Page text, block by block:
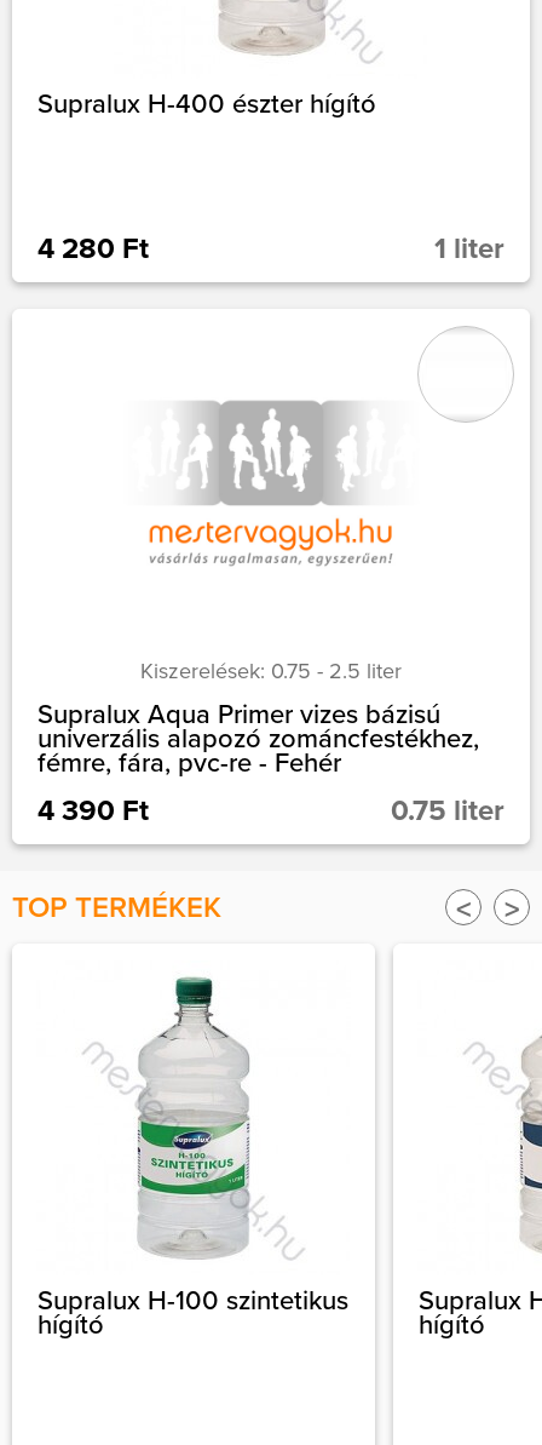
Supralux H-400 észter hígító
4 280 Ft 1 liter
Kiszerelések: 0.75 - 2.5 liter
Supralux Aqua Primer vizes bázisú
univerzális alapozó zománcfestékhez,
fémre, fára, pvc-re - Fehér
4 390 Ft 0.75 liter
< >
TOP TERMÉKEK
Supralux H-100 szintetikus
hígító
Supralux
hígító